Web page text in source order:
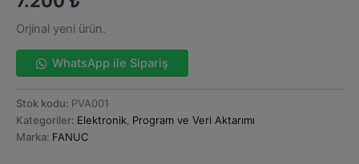
Orjinal yeni ürün.
WhatsApp ile Sipariş
Stok kodu: PVA001
Kategoriler: Elektronik Program ve Veri Aktarımı
Marka: FANUC